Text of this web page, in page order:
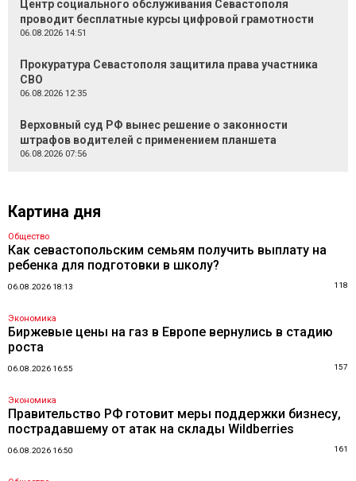
Центр социального обслуживания Севастополя
проводит бесплатные курсы цифровой грамотности
06.08.2026 14:51
Прокуратура Севастополя защитила права участника
СВО
06.08.2026 12:35
Верховный суд РФ вынес решение о законности
штрафов водителей с применением планшета
06.08.2026 07:56
Картина дня
Общество
Как севастопольским семьям получить выплату на
ребенка для подготовки в школу?
06.08.2026 18:13 118
Экономика
Биржевые цены на газ в Европе вернулись в стадию
роста
06.08.2026 16:55 157
Экономика
Правительство РФ готовит меры поддержки бизнесу,
пострадавшему от атак на склады Wildberries
06.08.2026 16:50 161